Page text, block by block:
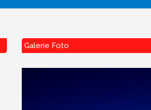
Galerie Foto